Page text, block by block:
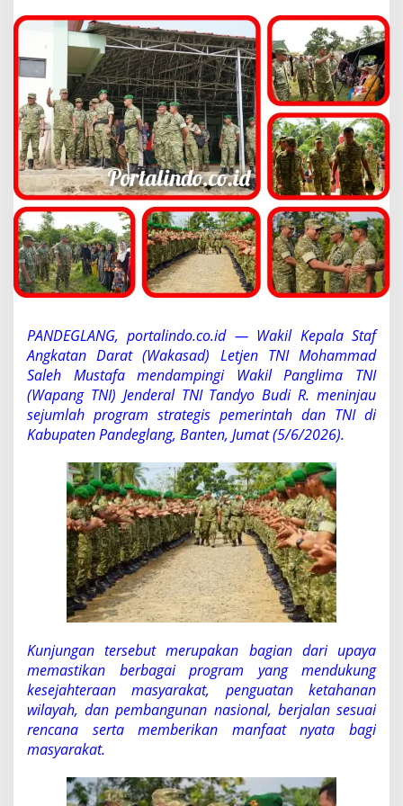
m
p
i
n
g
i
W
a
p
a
n
g
T
N
I
T
i
n
u
P
r
o
g
a
S
t
r
a
t
e
g
i
s
P
m
e
r
i
n
t
d
i
PANDEGLANG, portalindo.co.id — Wakil Kepala Staf
Angkatan Darat (Wakasad) Letjen TNI Mohammad
Saleh Mustafa mendampingi Wakil Panglima TNI
(Wapang TNI) Jenderal TNI Tandyo Budi R. meninjau
sejumlah program strategis pemerintah dan TNI di
Kabupaten Pandeglang, Banten, Jumat (5/6/2026).
Kunjungan tersebut merupakan bagian dari upaya
memastikan berbagai program yang mendukung
kesejahteraan masyarakat, penguatan ketahanan
wilayah, dan pembangunan nasional, berjalan sesuai
rencana serta memberikan manfaat nyata bagi
masyarakat.